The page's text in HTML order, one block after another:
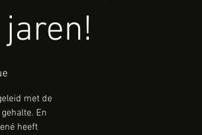
met de
En
heeft